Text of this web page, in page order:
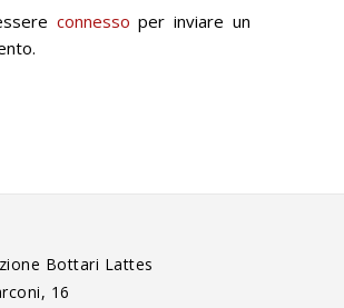
connesso per inviare un
Bottari Lattes
16